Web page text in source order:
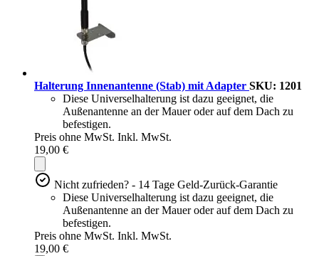
Halterung Innenantenne (Stab) mit Adapter SKU: 1201
Diese Universelhalterung ist dazu geeignet, die
Außenantenne an der Mauer oder auf dem Dach zu
befestigen.
Preis ohne MwSt. Inkl. MwSt.
19,00 €
Nicht zufrieden? - 14 Tage Geld-Zurück-Garantie
Diese Universelhalterung ist dazu geeignet, die
Außenantenne an der Mauer oder auf dem Dach zu
befestigen.
Preis ohne MwSt. Inkl. MwSt.
19,00 €